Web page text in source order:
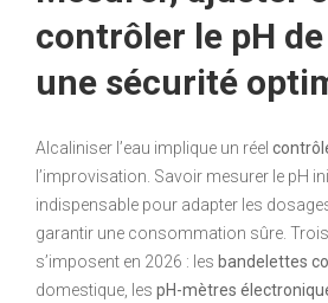
contrôler le pH de
une sécurité
Alcaliniser l’eau implique un réel
l’improvisation. Savoir mesurer le pH
indispensable pour adapter les
garantir une consommation sûre.
s’imposent en 2026 : les bandelettes
domestique, les pH-mètres